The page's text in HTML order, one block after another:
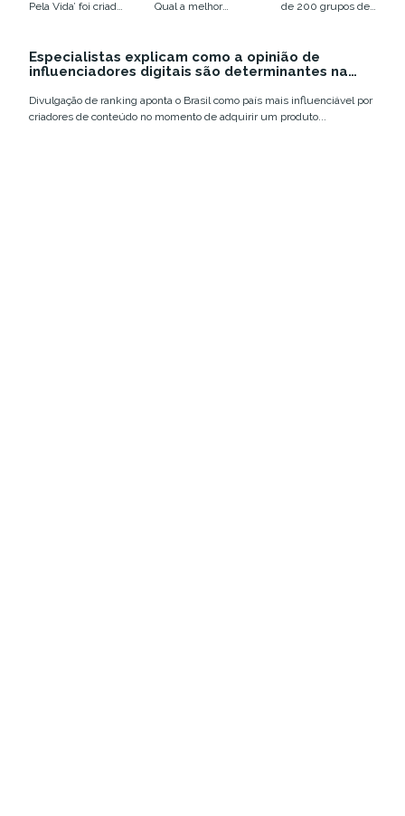
música
com ‘batidas
do coração’
Pela Vida’ foi criada
e teve como
inspiração...
seu negócio?
Qual a melhor
seu negócio:
outboud ou...
em 2022
de 200 grupos de
espalhados por
diversas regiões do
Especialistas explicam como a opinião de
influenciadores digitais são determinantes na
Divulgação de ranking aponta o Brasil como país mais influenciável por
criadores de conteúdo no momento de adquirir um produto...